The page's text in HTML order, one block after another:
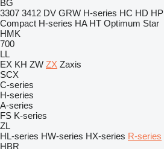
BG
3307 3412 DV GRW H-series HC HD HP
Compact H-series HA HT Optimum Star
HMK
700
LL
EX KH ZW ZX Zaxis
SCX
C-series
H-series
A-series
FS K-series
ZL
HL-series HW-series HX-series R-series
HBR